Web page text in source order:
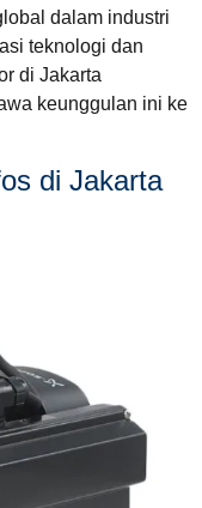
dalam industri
teknologi dan
di Jakarta
keunggulan ini ke
di Jakarta